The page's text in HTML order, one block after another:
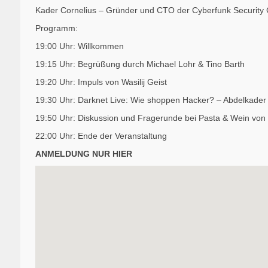
Kader Cornelius – Gründer und CTO der Cyberfunk Security
Programm:
19:00 Uhr: Willkommen
19:15 Uhr: Begrüßung durch Michael Lohr & Tino Barth
19:20 Uhr: Impuls von Wasilij Geist
19:30 Uhr: Darknet Live: Wie shoppen Hacker? –
19:50 Uhr: Diskussion und Fragerunde bei Pasta & Wein von
22:00 Uhr: Ende der Veranstaltung
ANMELDUNG NUR HIER